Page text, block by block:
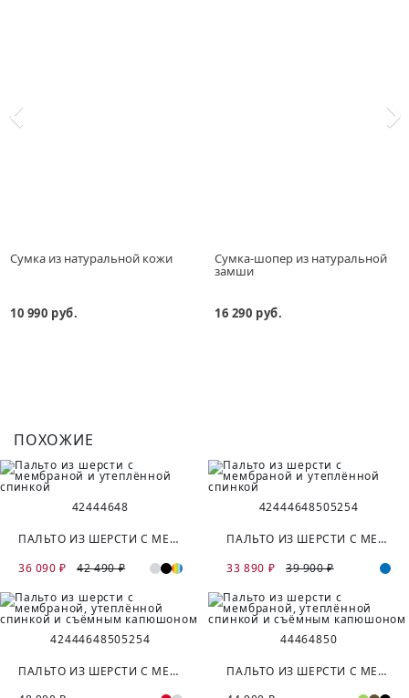
Сумка из натуральной кожи
10 990 руб.
Сумка-шопер из натуральной
замши
16 290 руб.
ПОХОЖИЕ
42444648
ПАЛЬТО ИЗ ШЕРСТИ С МЕМБРАНОЙ И УТЕПЛЁННОЙ СПИНКОЙ
36 090 ₽
42 490 ₽
42444648505254
ПАЛЬТО ИЗ ШЕРСТИ С МЕМБРАНОЙ И УТЕПЛЁННОЙ СПИНКОЙ
33 890 ₽
39 900 ₽
42444648505254
ПАЛЬТО ИЗ ШЕРСТИ С МЕМБРАНОЙ, УТЕПЛЁННОЙ СПИНКОЙ И СЪЁМНЫМ КАПЮШОНОМ
44464850
ПАЛЬТО ИЗ ШЕРСТИ С МЕМБРАНОЙ, УТЕПЛЁННОЙ СПИНКОЙ И СЪЁМНЫМ КАПЮШОНОМ